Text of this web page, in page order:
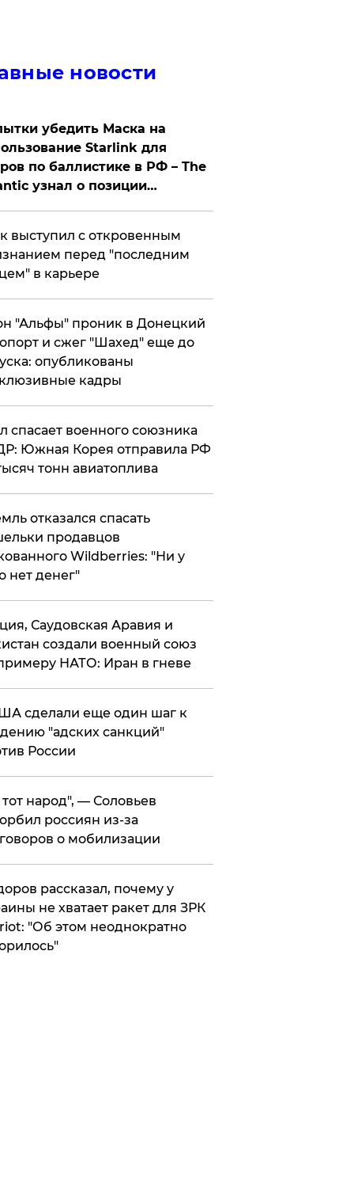
новости
убедить Маска на
Starlink для
по баллистике в РФ – The
узнал о позиции
выступил с откровенным
перед "последним
в карьере
"Альфы" проник в Донецкий
и сжег "Шахед" еще до
опубликованы
кадры
спасает военного союзника
Южная Корея отправила РФ
тонн авиатоплива
отказался спасать
продавцов
Wildberries: "Ни у
нет денег"
Саудовская Аравия и
создали военный союз
НАТО: Иран в гневе
сделали еще один шаг к
"адских санкций"
России
народ", — Соловьев
россиян из-за
о мобилизации
рассказал, почему у
не хватает ракет для ЗРК
"Об этом неоднократно